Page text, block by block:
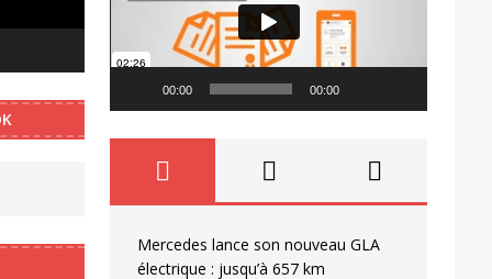
00:00 00:00
Mercedes lance son nouveau GLA
électrique : jusqu’à 657 km